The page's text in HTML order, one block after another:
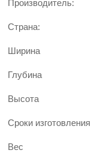
Производитель:
Страна:
Ширина
Глубина
Высота
Сроки изготовления
Вес